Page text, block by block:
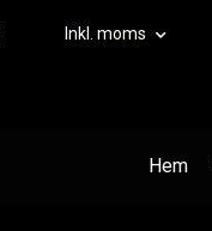
Inkl. moms
Hem